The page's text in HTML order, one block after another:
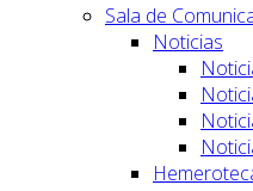
Sala de
Noticias